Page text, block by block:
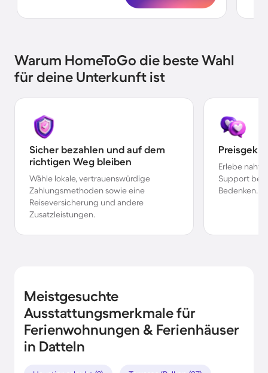
Warum HomeToGo die beste Wahl
für deine Unterkunft ist
Sicher bezahlen und auf dem
richtigen Weg bleiben
Wähle lokale, vertrauenswürdige
Zahlungsmethoden sowie eine
Reiseversicherung und andere
Zusatzleistungen.
Erlebe
Support bei
Bedenken.
Meistgesuchte
Ausstattungsmerkmale für
Ferienwohnungen & Ferienhäuser
in Datteln